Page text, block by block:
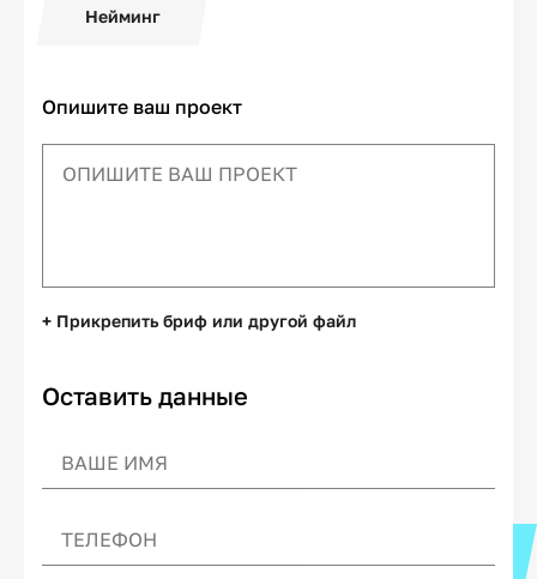
Нейминг
Опишите ваш проект
+ Прикрепить бриф или другой файл
Оставить данные